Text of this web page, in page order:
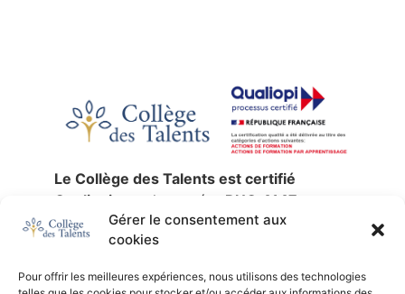
Gérer le consentement aux
cookies
Pour offrir les meilleures expériences, nous utilisons des technologies
Le Collège des Talents est certifié
Qualiopi sous le numéro RNQ 4147
jusqu’au30 décembre 2027.
La certification qualité a été délivrée au
actions de formation,validation des